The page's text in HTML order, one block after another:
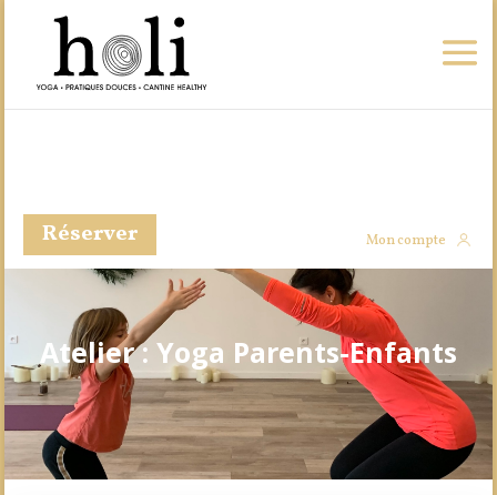
Réserver Mon compte
Atelier : Yoga Parents-Enfants